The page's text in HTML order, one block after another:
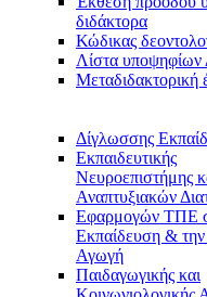
διδάκτορα
Κώδικας
Λίστα υποψηφίων
Μεταδιδακτορική
Δίγλωσσης
Εκπαιδευτικής
Νευροεπιστήμης
Αναπτυξιακών
Εφαρμογών ΤΠΕ
Εκπαίδευση & την
Αγωγή
Παιδαγωγικής και